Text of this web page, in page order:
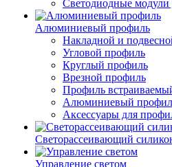
Светодиодные модули
Алюминиевый профиль
Накладной и
Угловой профиль
Круглый профиль
Врезной профиль
Профиль
Алюминиевый
Аксессуары для
Светорассеивающий
Управление светом